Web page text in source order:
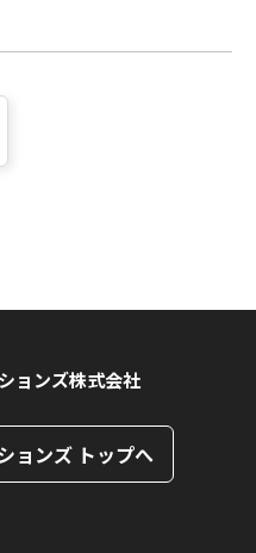
ョンズ株式会社
ョンズ トップへ